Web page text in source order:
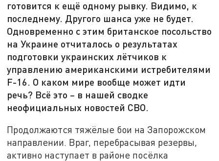
готовится к ещё одному рывку. Видимо, к
последнему. Другого шанса уже не будет.
Одновременно с этим британское посольство
на Украине отчиталось о результатах
подготовки украинских лётчиков к
управлению американскими истребителями
F-16. О каком мире вообще может идти
речь? Всё это – в нашей сводке
неофициальных новостей СВО.
Продолжаются тяжёлые бои на Запорожском
направлении. Враг, перебрасывая резервы,
активно наступает в районе посёлка